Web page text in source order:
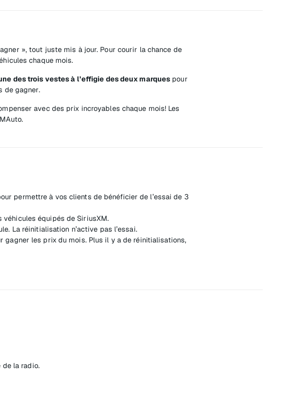
», tout juste mis à jour. Pour courir la chance de
chaque mois.
des trois vestes à l’effigie des deux marques pour
de gagner.
avec des prix incroyables chaque mois! Les
permettre à vos clients de bénéficier de l’essai de 3
équipés de SiriusXM.
La réinitialisation n’active pas l’essai.
gagner les prix du mois. Plus il y a de réinitialisations,
de la radio.